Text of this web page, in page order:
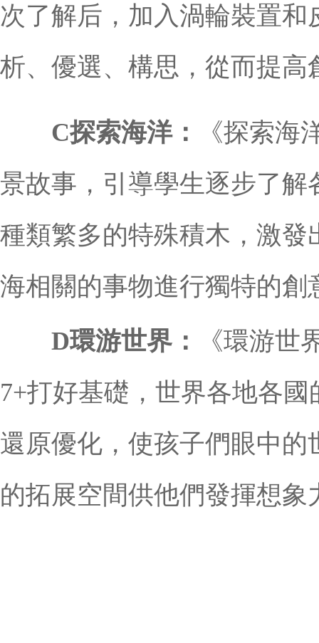
次了解后，加入渦輪裝置
析、優選、構思，從而提高
C探索海洋：
《探索海
景故事，引導學生逐步了
種類繁多的特殊積木，激
海相關的事物進行獨特的創
D環游世界：
《環游世
7+打好基礎，世界各地各
還原優化，使孩子們眼中
的拓展空間供他們發揮想象